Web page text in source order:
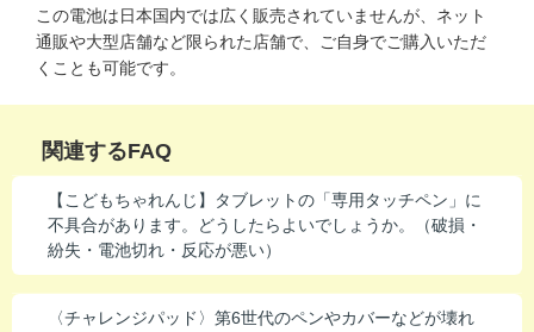
こどもちゃれんじのご紹介はこちら
この電池は日本国内では広く販売されていませんが、ネット
通販や大型店舗など限られた店舗で、ご自身でご購入いただ
くことも可能です。
関連するFAQ
【こどもちゃれんじ】タブレットの「専用タッチペン」に
不具合があります。どうしたらよいでしょうか。（破損・
紛失・電池切れ・反応が悪い）
〈チャレンジパッド〉第6世代のペンやカバーなどが壊れ